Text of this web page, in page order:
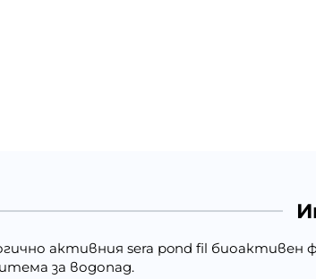
активния sera pond fil биоактивен
за водопад.